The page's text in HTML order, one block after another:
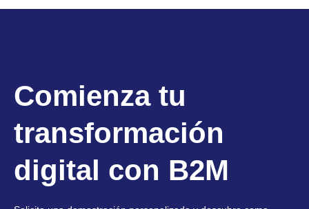
Comienza tu
transformación
digital con B2M